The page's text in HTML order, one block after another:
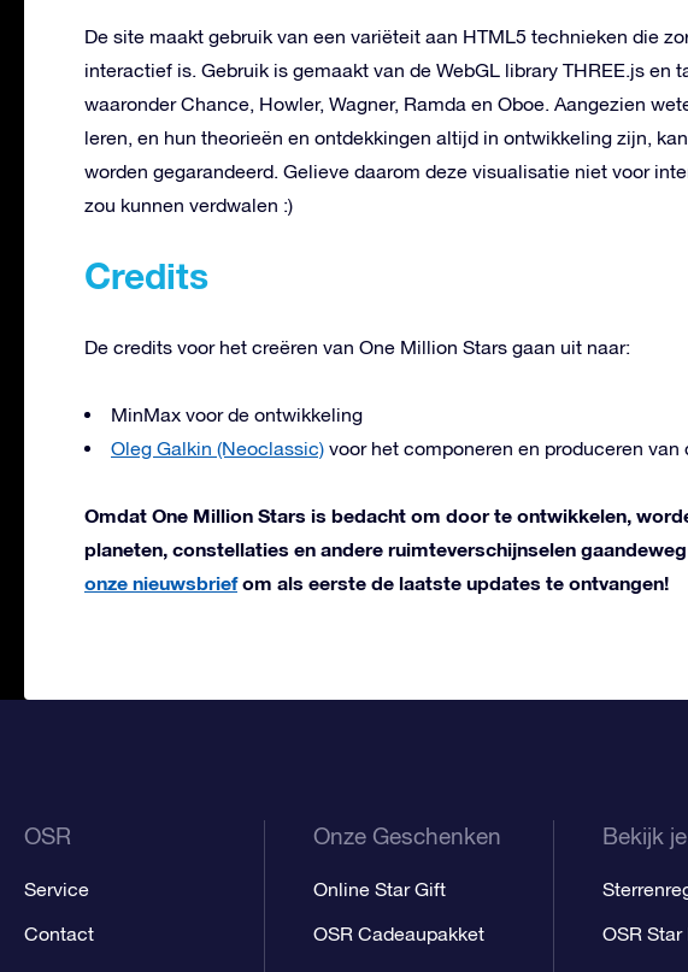
De site maakt gebruik van een variëteit aan HTML5 technieken die
interactief is. Gebruik is gemaakt van de WebGL library THREE.js en
waaronder Chance, Howler, Wagner, Ramda en Oboe. Aangezien
leren, en hun theorieën en ontdekkingen altijd in ontwikkeling zijn,
worden gegarandeerd. Gelieve daarom deze visualisatie niet voor
zou kunnen verdwalen :)
Credits
De credits voor het creëren van One Million Stars gaan uit naar:
MinMax voor de ontwikkeling
Oleg Galkin (Neoclassic) voor het componeren en produceren van
Omdat One Million Stars is bedacht om door te ontwikkelen,
planeten, constellaties en andere ruimteverschijnselen
onze nieuwsbriefom als eerste de laatste updates te ontvangen!
OSR
Service
Contact
Onze Geschenken
Online Star Gift
OSR Cadeaupakket
Bekijk
OSR Star